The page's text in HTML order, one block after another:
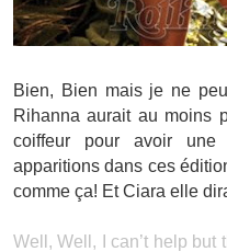
Bien, Bien mais je ne
Rihanna aurait au moins
coiffeur pour avoir
apparitions dans ces
comme ça! Et Ciara elle
Well, Well, I can’t help